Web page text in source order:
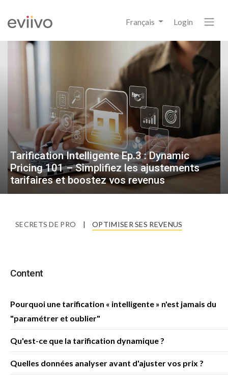
Français Login
Tarification Intelligente Ep.3 : Dynamic
Pricing 101 – Simplifiez les ajustements
tarifaires et boostez vos revenus
SECRETS DE PRO | OPTIMISER SES REVENUS
Content
Pourquoi une tarification « intelligente » n'est jamais du
"paramétrer et oublier"
Qu'est-ce que la tarification dynamique ?
Quelles données analyser avant d'ajuster vos prix ?